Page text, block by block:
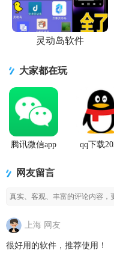
灵动岛软件
大家都在玩
腾讯微信app
qq下载
网友留言
上海 网友
很好用的软件，推荐使用！